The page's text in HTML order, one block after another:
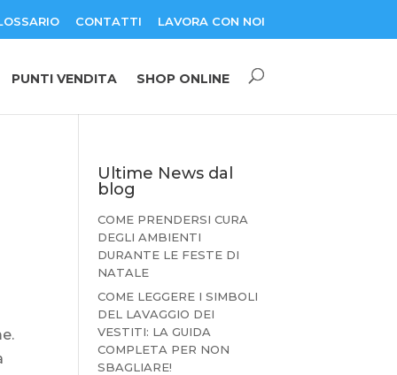
CONTATTI LAVORA CON NOI
PUNTI VENDITA SHOP ONLINE
Ultime News dal
blog
COME PRENDERSI CURA
DEGLI AMBIENTI
DURANTE LE FESTE DI
NATALE
COME LEGGERE I SIMBOLI
DEL LAVAGGIO DEI
VESTITI: LA GUIDA
COMPLETA PER NON
SBAGLIARE!